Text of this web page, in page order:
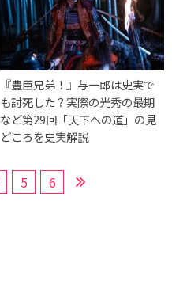
『豊臣兄弟！』与一郎は史実で
も討死した？実際の光秀の最期
など第29回「天下への道」の見
どころを史実解説
5 6